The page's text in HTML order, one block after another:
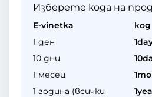
Изберете кода на
E-vinetka
код
1 ден
10 дни
1 месец
1 година (всички